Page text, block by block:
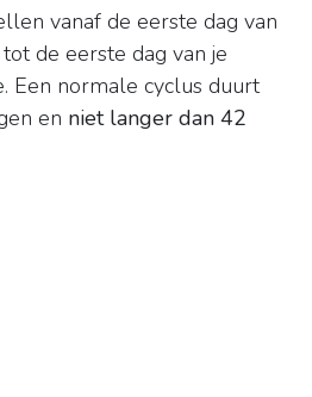
vanaf de eerste dag van
de eerste dag van je
Een normale cyclus duurt
en niet langer dan 42